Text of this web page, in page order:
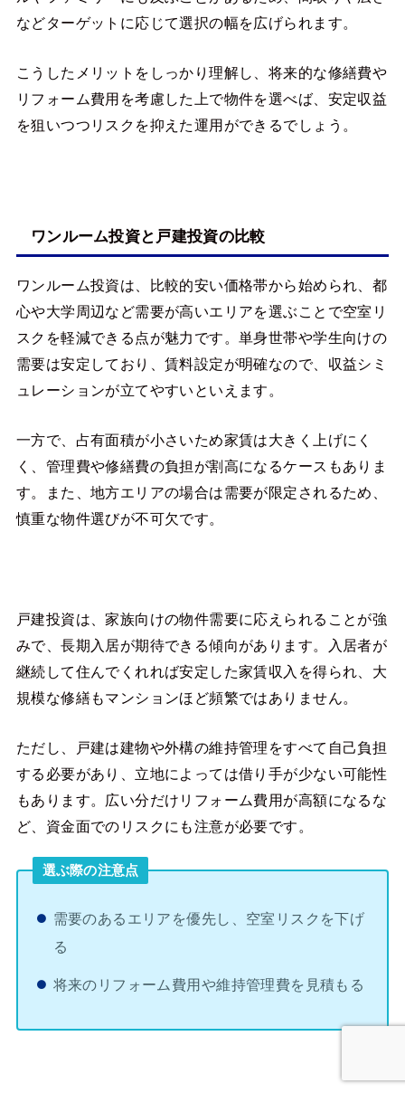
などターゲットに応じて選択の幅を広げられます。
こうしたメリットをしっかり理解し、将来的な修繕費や
リフォーム費用を考慮した上で物件を選べば、安定収益
を狙いつつリスクを抑えた運用ができるでしょう。
ワンルーム投資と戸建投資の比較
ワンルーム投資は、比較的安い価格帯から始められ、都
心や大学周辺など需要が高いエリアを選ぶことで空室リ
スクを軽減できる点が魅力です。単身世帯や学生向けの
需要は安定しており、賃料設定が明確なので、収益シミ
ュレーションが立てやすいといえます。
一方で、占有面積が小さいため家賃は大きく上げにく
く、管理費や修繕費の負担が割高になるケースもありま
す。また、地方エリアの場合は需要が限定されるため、
慎重な物件選びが不可欠です。
戸建投資は、家族向けの物件需要に応えられることが強
みで、長期入居が期待できる傾向があります。入居者が
継続して住んでくれれば安定した家賃収入を得られ、大
規模な修繕もマンションほど頻繁ではありません。
ただし、戸建は建物や外構の維持管理をすべて自己負担
する必要があり、立地によっては借り手が少ない可能性
もあります。広い分だけリフォーム費用が高額になるな
ど、資金面でのリスクにも注意が必要です。
選ぶ際の注意点
需要のあるエリアを優先し、空室リスクを下げ
る
将来のリフォーム費用や維持管理費を見積もる